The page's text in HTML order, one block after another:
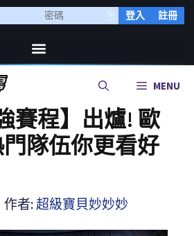
登入 註冊
MENU
賽程】出爐! 歐
隊伍你更看好
作者: 超級寶貝妙妙妙